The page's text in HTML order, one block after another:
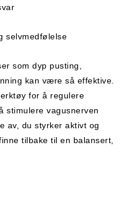
selvmedfølelse
som dyp pusting,
kan være så effektive.
for å regulere
stimulere vagusnerven
av, du styrker aktivt og
tilbake til en balansert,